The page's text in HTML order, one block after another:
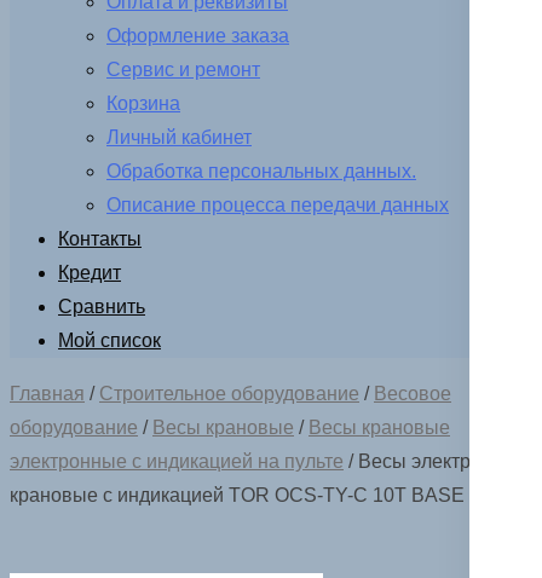
Оформление заказа
Сервис и ремонт
Корзина
Личный кабинет
Обработка персональных данных.
Описание процесса передачи данных
Контакты
Кредит
Сравнить
Мой список
Главная / Строительное оборудование / Весовое
оборудование / Весы крановые / Весы крановые
электронные с индикацией на пульте / Весы электронные
крановые с индикацией TOR OCS-TY-С 10T BASE